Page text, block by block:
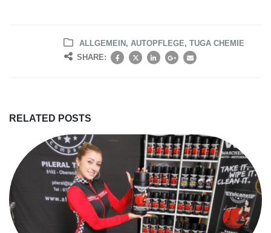
ALLGEMEIN , AUTOPFLEGE, TUGA CHEMIE
SHARE:
RELATED POSTS